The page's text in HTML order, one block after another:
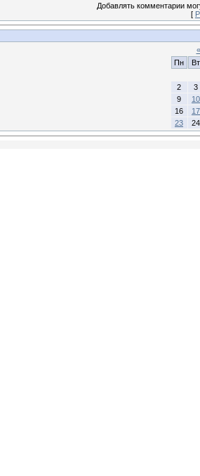
Добавлять комментарии
[
«
Пн
Вт
2
3
9
10
16
17
23
24